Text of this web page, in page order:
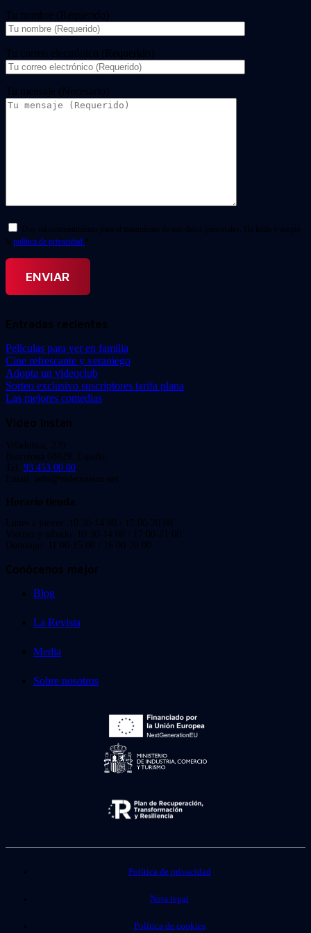
Tu nombre (Requerido)
Tu correo electrónico (Requerido)
Tu mensaje (Necesario)
Doy mi consentimiento para el tratamiento de mis datos personales. He leído y acepto
la política de privacidad. *
Entradas recientes
Películas para ver en familia
Cine refrescante y veraniego
Adopta un videoclub
Sorteo exclusivo suscriptores tarifa plana
Las mejores comedias
Video Instan
Viladomat, 239
Barcelona 08029. España.
Tel: 93 453 00 00
Email: info@videoinstan.net
Horario tienda
Lunes a jueves: 10:30-14:00 / 17:00-20:00
Viernes y sábado: 10:30-14:00 / 17:00-21:00
Domingo: 11:00-15:00 / 16:00-20:00
Conócenos mejor
Blog
La Revista
Media
Sobre nosotros
Política de privacidad
Nota legal
Política de cookies